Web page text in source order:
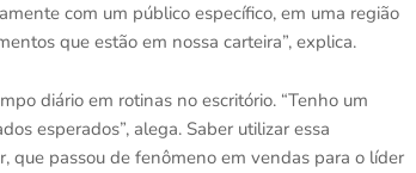
com um público específico, em uma região
que estão em nossa carteira”, explica.
diário em rotinas no escritório. “Tenho um
esperados”, alega. Saber utilizar essa
que passou de fenômeno em vendas para o líder